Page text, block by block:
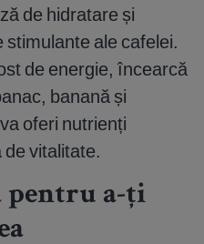
de hidratare și
ale cafelei.
de energie, încearcă
banană și
oferi nutrienți
de vitalitate.
pentru a-ți